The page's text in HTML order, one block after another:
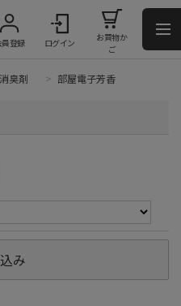
員登録 ログイン
お買物か
ご
臭剤 > 部屋電子芳香
み